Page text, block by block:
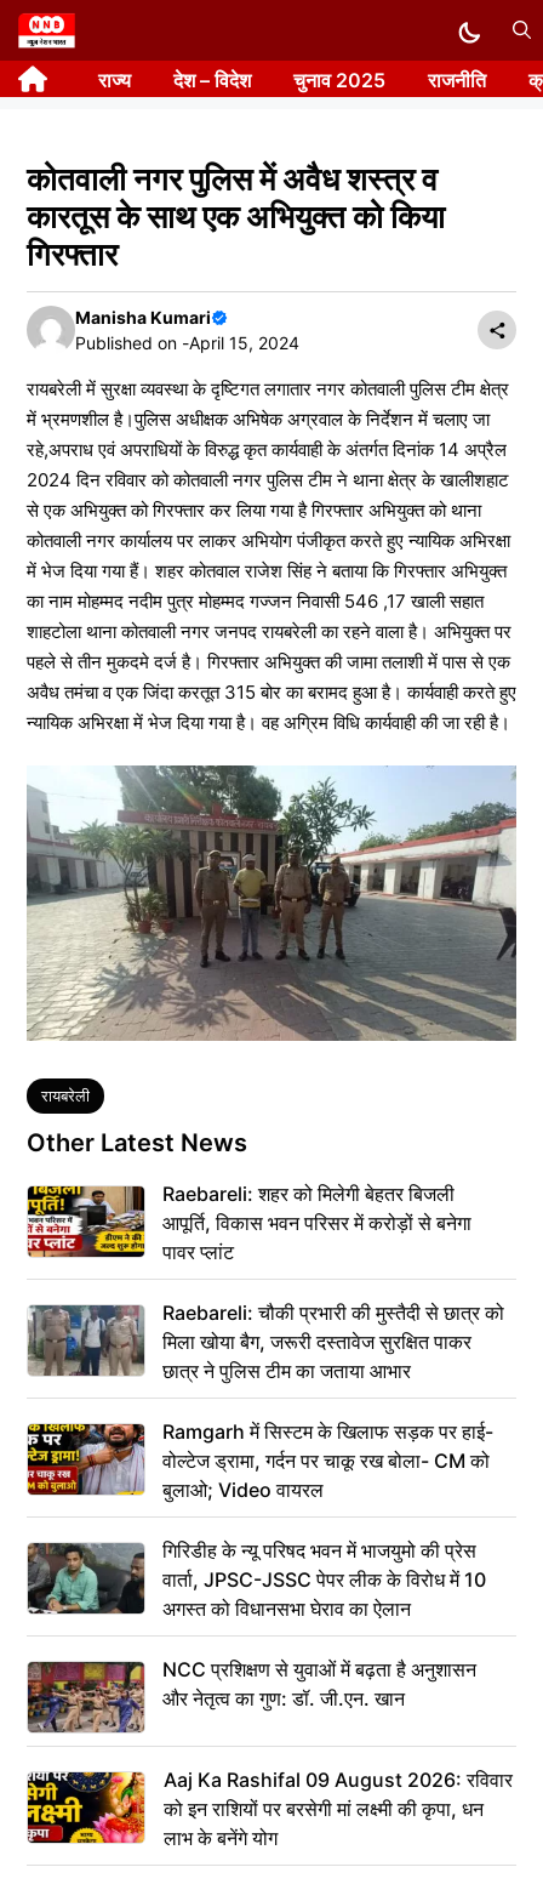
Skip
to
content राज्य देश – विदेश चुनाव 2025 राजनीति
कोतवाली नगर पुलिस में अवैध शस्त्र व
कारतूस के साथ एक अभियुक्त को किया
गिरफ्तार
Manisha Kumari
Published on -April 15, 2024
रायबरेली में सुरक्षा व्यवस्था के दृष्टिगत लगातार नगर कोतवाली पुलिस टीम क्षेत्र
में भ्रमणशील है।पुलिस अधीक्षक अभिषेक अग्रवाल के निर्देशन में चलाए जा
रहे,अपराध एवं अपराधियों के विरुद्ध कृत कार्यवाही के अंतर्गत दिनांक 14 अप्रैल
2024 दिन रविवार को कोतवाली नगर पुलिस टीम ने थाना क्षेत्र के खालीशहाट
से एक अभियुक्त को गिरफ्तार कर लिया गया है गिरफ्तार अभियुक्त को थाना
कोतवाली नगर कार्यालय पर लाकर अभियोग पंजीकृत करते हुए न्यायिक अभिरक्षा
में भेज दिया गया हैं। शहर कोतवाल राजेश सिंह ने बताया कि गिरफ्तार अभियुक्त
का नाम मोहम्मद नदीम पुत्र मोहम्मद गज्जन निवासी 546 ,17 खाली सहात
शाहटोला थाना कोतवाली नगर जनपद रायबरेली का रहने वाला है। अभियुक्त पर
पहले से तीन मुकदमे दर्ज है। गिरफ्तार अभियुक्त की जामा तलाशी में पास से एक
अवैध तमंचा व एक जिंदा करतूत 315 बोर का बरामद हुआ है। कार्यवाही करते हुए
न्यायिक अभिरक्षा में भेज दिया गया है। वह अग्रिम विधि कार्यवाही की जा रही है।
Tags
रायबरेली
Other Latest News
Raebareli: शहर को मिलेगी बेहतर बिजली
आपूर्ति, विकास भवन परिसर में करोड़ों से बनेगा
पावर प्लांट
Raebareli: चौकी प्रभारी की मुस्तैदी से छात्र को
मिला खोया बैग, जरूरी दस्तावेज सुरक्षित पाकर
छात्र ने पुलिस टीम का जताया आभार
Ramgarh में सिस्टम के खिलाफ सड़क पर हाई-
वोल्टेज ड्रामा, गर्दन पर चाकू रख बोला- CM को
बुलाओ; Video वायरल
गिरिडीह के न्यू परिषद भवन में भाजयुमो की प्रेस
वार्ता, JPSC-JSSC पेपर लीक के विरोध में 10
अगस्त को विधानसभा घेराव का ऐलान
NCC प्रशिक्षण से युवाओं में बढ़ता है अनुशासन
और नेतृत्व का गुण: डॉ. जी.एन. खान
Aaj Ka Rashifal 09 August 2026: रविवार
को इन राशियों पर बरसेगी मां लक्ष्मी की कृपा, धन
लाभ के बनेंगे योग